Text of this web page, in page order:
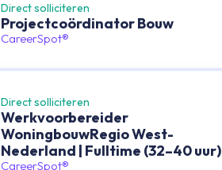
Direct solliciteren
Projectcoördinator Bouw
CareerSpot®
Direct solliciteren
Werkvoorbereider
WoningbouwRegio West-
Nederland | Fulltime (32–40 uur)
CareerSpot®